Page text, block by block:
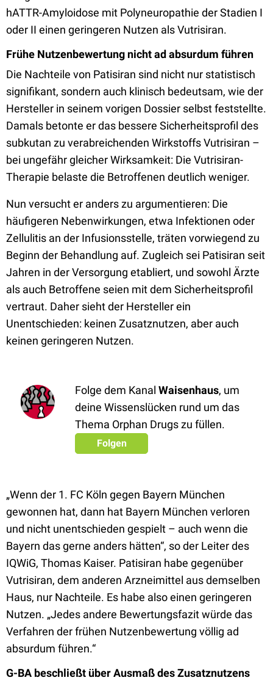
hATTR-Amyloidose mit Polyneuropathie der Stadien I
oder II einen geringeren Nutzen als Vutrisiran.
Frühe Nutzenbewertung nicht ad absurdum führen
Die Nachteile von Patisiran sind nicht nur statistisch
signifikant, sondern auch klinisch bedeutsam, wie der
Hersteller in seinem vorigen Dossier selbst feststellte.
Damals betonte er das bessere Sicherheitsprofil des
subkutan zu verabreichenden Wirkstoffs Vutrisiran –
bei ungefähr gleicher Wirksamkeit: Die Vutrisiran-
Therapie belaste die Betroffenen deutlich weniger.
Nun versucht er anders zu argumentieren: Die
häufigeren Nebenwirkungen, etwa Infektionen oder
Zellulitis an der Infusionsstelle, träten vorwiegend zu
Beginn der Behandlung auf. Zugleich sei Patisiran seit
Jahren in der Versorgung etabliert, und sowohl Ärzte
als auch Betroffene seien mit dem Sicherheitsprofil
vertraut. Daher sieht der Hersteller ein
Unentschieden: keinen Zusatznutzen, aber auch
keinen geringeren Nutzen.
Folge dem Kanal Waisenhaus, um
deine Wissenslücken rund um das
Thema Orphan Drugs zu füllen.
Folgen
„Wenn der 1. FC Köln gegen Bayern München
gewonnen hat, dann hat Bayern München verloren
und nicht unentschieden gespielt – auch wenn die
Bayern das gerne anders hätten“, so der Leiter des
IQWiG, Thomas Kaiser. Patisiran habe gegenüber
Vutrisiran, dem anderen Arzneimittel aus demselben
Haus, nur Nachteile. Es habe also einen geringeren
Nutzen. „Jedes andere Bewertungsfazit würde das
Verfahren der frühen Nutzenbewertung völlig ad
absurdum führen.“
G-BA beschließt über Ausmaß des Zusatznutzens